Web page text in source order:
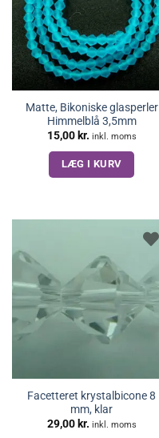
Matte, Bikoniske glasperler
Himmelblå 3,5mm
15,00 kr. inkl. moms
LÆG I KURV
Facetteret krystalbicone 8
mm, klar
29,00 kr. inkl. moms